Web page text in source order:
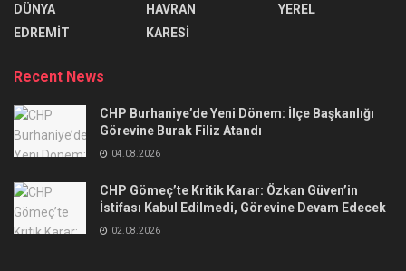
DÜNYA
EDREMİT
HAVRAN
KARESİ
YEREL
Recent News
CHP Burhaniye’de Yeni Dönem: İlçe Başkanlığı
Görevine Burak Filiz Atandı
04.08.2026
CHP Gömeç’te Kritik Karar: Özkan Güven’in
İstifası Kabul Edilmedi, Görevine Devam Edecek
02.08.2026